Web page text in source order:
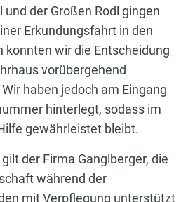
der Großen Rodl gingen
Erkundungsfahrt in den
konnten wir die Entscheidung
vorübergehend
haben jedoch am Eingang
hinterlegt, sodass im
gewährleistet bleibt.
der Firma Ganglberger, die
während der
mit Verpflegung unterstützt